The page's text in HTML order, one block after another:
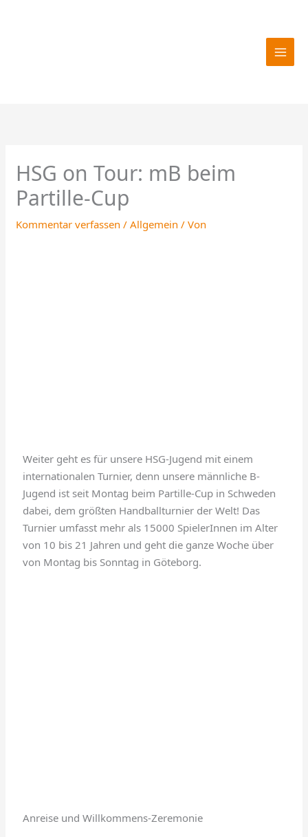
HSG on Tour: mB beim
Partille-Cup
Kommentar verfassen /Allgemein / Von
Weiter geht es für unsere HSG-Jugend mit einem
internationalen Turnier, denn unsere männliche B-
Jugend ist seit Montag beim Partille-Cup in Schweden
dabei, dem größten Handballturnier der Welt! Das
Turnier umfasst mehr als 15000 SpielerInnen im Alter
von 10 bis 21 Jahren und geht die ganze Woche über
von Montag bis Sonntag in Göteborg.
Anreise und Willkommens-Zeremonie